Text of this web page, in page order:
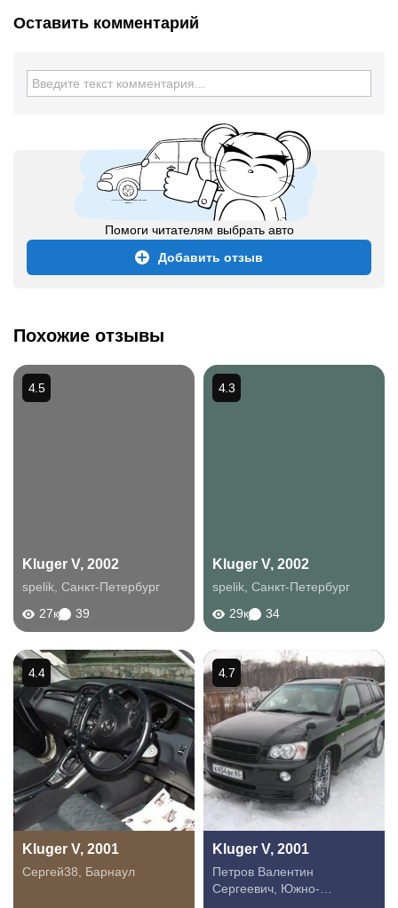
Оставить комментарий
Помоги читателям выбрать авто
Добавить отзыв
Похожие отзывы
Kluger V, 2002
spelik Санкт-Петербург
27к
39
4.5
Kluger V, 2002
spelik Санкт-Петербург
29к
34
4.3
Kluger V, 2001
Сергей38 Барнаул
4.4
Kluger V, 2001
Петров Валентин
Сергеевич Южно-
4.7